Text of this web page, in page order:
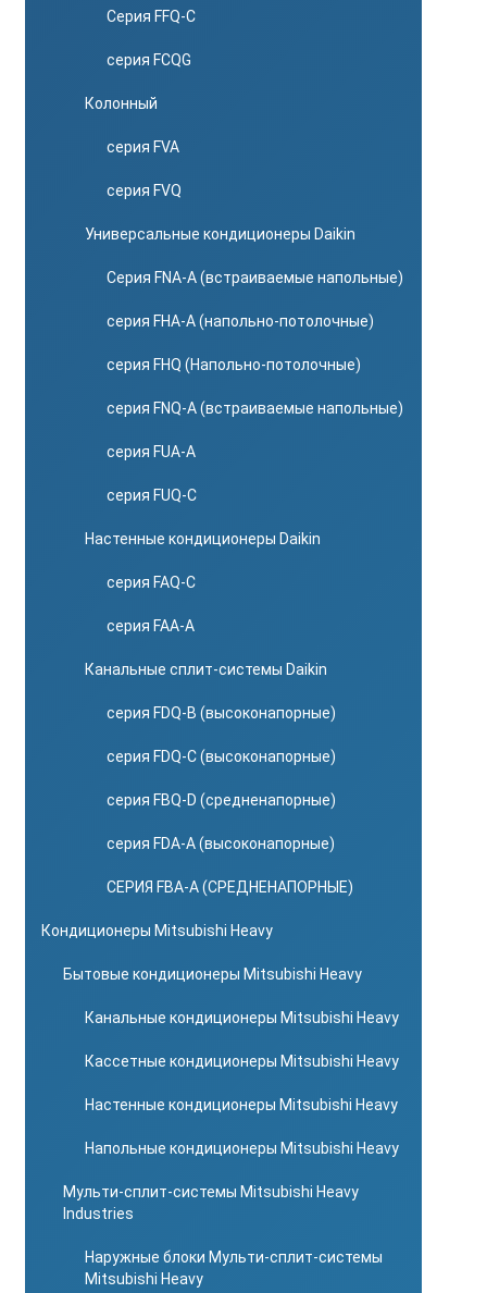
Серия FFQ-C
серия FCQG
Колонный
серия FVA
серия FVQ
Универсальные кондиционеры Daikin
Серия FNA-A (встраиваемые напольные)
серия FHA-A (напольно-потолочные)
серия FHQ (Напольно-потолочные)
серия FNQ-A (встраиваемые напольные)
серия FUA-A
серия FUQ-C
Настенные кондиционеры Daikin
серия FAQ-C
серия FAA-A
Канальные сплит-системы Daikin
серия FDQ-B (высоконапорные)
серия FDQ-C (высоконапорные)
серия FBQ-D (средненапорные)
серия FDA-A (высоконапорные)
СЕРИЯ FBA-A (СРЕДНЕНАПОРНЫЕ)
Кондиционеры Mitsubishi Heavy
Бытовые кондиционеры Mitsubishi Heavy
Канальные кондиционеры Mitsubishi Heavy
Кассетные кондиционеры Mitsubishi Heavy
Настенные кондиционеры Mitsubishi Heavy
Напольные кондиционеры Mitsubishi Heavy
Мульти-сплит-системы Mitsubishi Heavy
Industries
Наружные блоки Мульти-сплит-системы
Mitsubishi Heavy